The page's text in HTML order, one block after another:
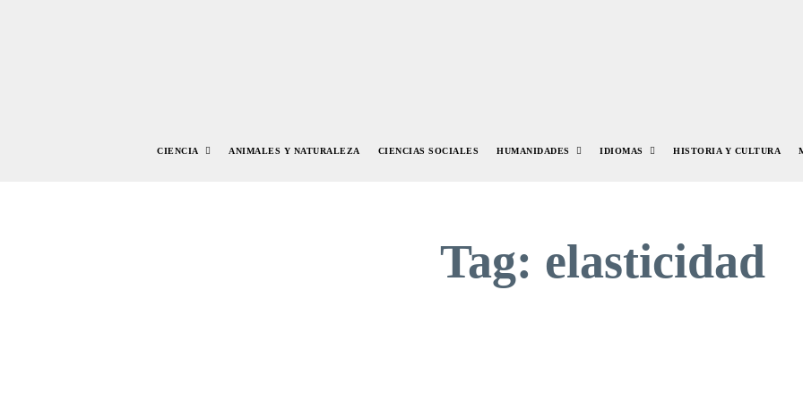
CIENCIA ANIMALES Y NATURALEZA CIENCIAS SOCIALES HUMANIDADES IDIOMAS HISTORIA Y CULTURA
Tag: elasticidad